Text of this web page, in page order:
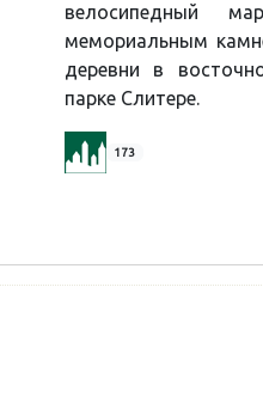
велосипедный
мемориальным
деревни в
парке Слитере.
173